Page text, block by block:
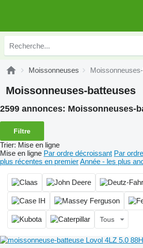
Moissonneuses
Moissonneuses-batteuses
2599 annonces: Moissonneuses-
Filtre
Trier: Mise en ligne
Mise en ligne Par ordre décroissant Par
plus récentes en premierAnnée - les plus
Tous